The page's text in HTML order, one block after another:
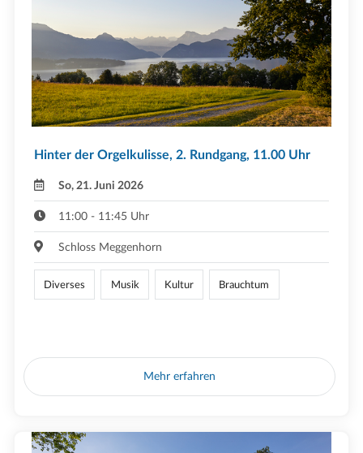
Hinter der Orgelkulisse, 2. Rundgang, 11.00 Uhr
So, 21. Juni 2026
11:00 - 11:45 Uhr
Schloss Meggenhorn
Diverses Musik Kultur Brauchtum
Mehr erfahren